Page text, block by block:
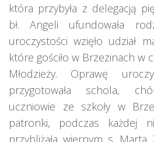
która przybyła z delegacją
bł. Angeli ufundowała
uroczystości wzięło udział
które gościło w Brzezinach w
Młodzieży. Oprawę
przygotowała schola,
uczniowie ze szkoły w
patronki, podczas każdej
przybliżała wiernym s. Marta